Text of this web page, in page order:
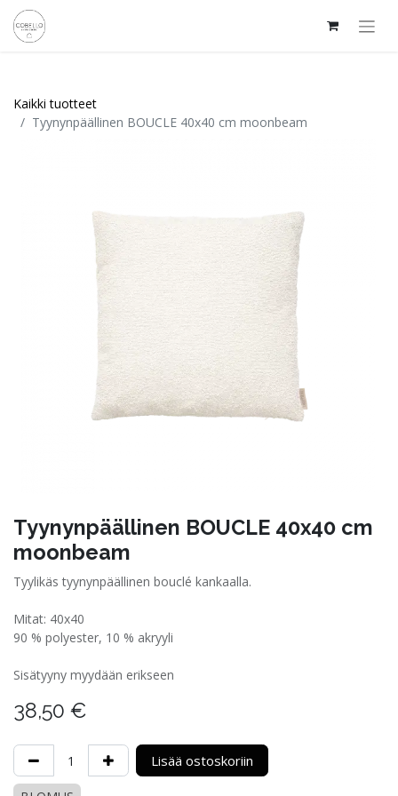
Kaikki tuotteet
Tyynynpäällinen BOUCLE 40x40 cm moonbeam
Tyynynpäällinen BOUCLE 40x40 cm
moonbeam
Tyylikäs tyynynpäällinen bouclé kankaalla.
Mitat: 40x40
90 % polyester, 10 % akryyli
Sisätyyny myydään erikseen
38,50 €
Lisää ostoskoriin